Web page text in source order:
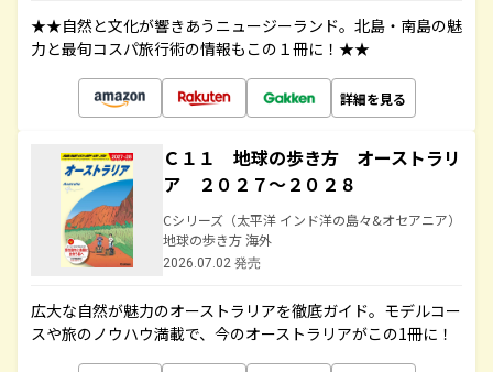
★★自然と文化が響きあうニュージーランド。北島・南島の魅
力と最旬コスパ旅行術の情報もこの１冊に！★★
詳細を見る
Ｃ１１ 地球の歩き方 オーストラリ
ア ２０２７～２０２８
Cシリーズ（太平洋 インド洋の島々&オセアニア）
地球の歩き方 海外
2026.07.02 発売
広大な自然が魅力のオーストラリアを徹底ガイド。モデルコー
スや旅のノウハウ満載で、今のオーストラリアがこの1冊に！